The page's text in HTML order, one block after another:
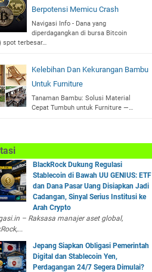
Berpotensi Memicu Crash
Navigasi Info - Dana yang
diperdagangkan di bursa Bitcoin
spot terbesar…
Kelebihan Dan Kekurangan Bambu
Untuk Furniture
Tanaman Bambu: Solusi Material
Cepat Tumbuh untuk Furniture —…
BlackRock Dukung Regulasi
Stablecoin di Bawah UU GENIUS: ETF
dan Dana Pasar Uang Disiapkan Jadi
Cadangan, Sinyal Serius Institusi ke
Arah Crypto
– Raksasa manajer aset global,
Jepang Siapkan Obligasi Pemerintah
Digital dan Stablecoin Yen,
Perdagangan 24/7 Segera Dimulai?